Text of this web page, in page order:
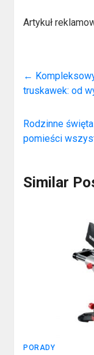
Artykuł
←
truskawek: od
Rodzinne
pomieści
Similar
PORADY